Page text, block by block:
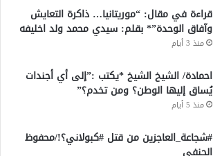
قراءة في مقال: “موريتانيا… ذاكرة التعايش
وآفاق الوحدة”* بقلم: سيدي محمد ولد اخليفه
منذ 3 أيام
احمادة/ الشيخ الشيخ *يكتب :”إلى أي أجندات
يُساق إليها الوطن؟ ومن تخدم؟”
منذ 5 أيام
#شجاعة_العاجزين من قتل #كبولاني؟!/محفوظ